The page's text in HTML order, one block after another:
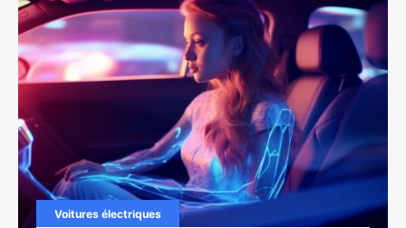
Voitures électriques
×
Rechercher
: